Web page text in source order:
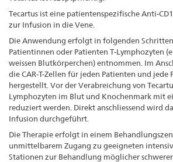
Tecartus ist eine patientenspezifische Anti-
zur Infusion in die Vene.
Die Anwendung erfolgt in folgenden
Patientinnen oder Patienten T-Lymphozyten
weissen Blutkörperchen) entnommen. Im
die CAR-T-Zellen für jeden Patienten und
hergestellt. Vor der Verabreichung von
Lymphozyten im Blut und Knochenmark mit
reduziert werden. Direkt anschliessend wird
Infusion durchgeführt.
Die Therapie erfolgt in einem
unmittelbarem Zugang zu geeigneten
Stationen zur Behandlung möglicher